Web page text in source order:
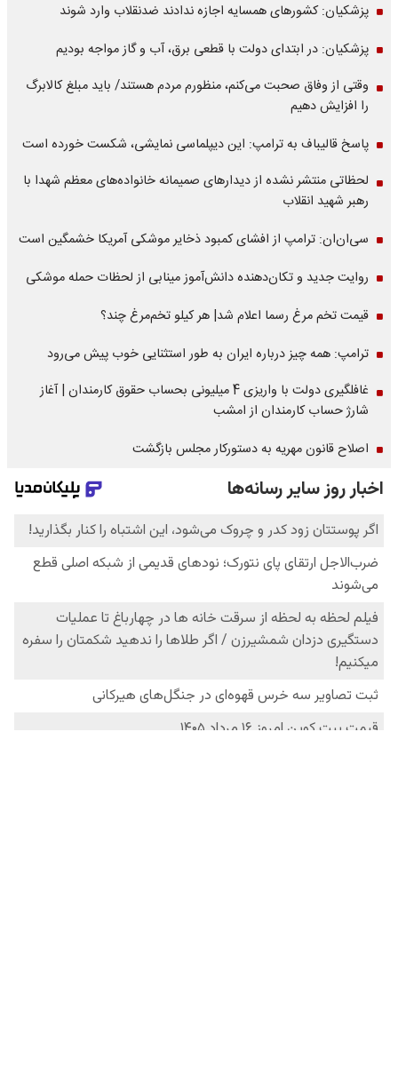
پزشکیان: کشورهای همسایه اجازه ندادند ضدنقلاب وارد شوند
پزشکیان: در ابتدای دولت با قطعی برق، آب و گاز مواجه بودیم
وقتی از وفاق صحبت می‌کنم، منظورم مردم هستند/ باید مبلغ کالابرگ
را افزایش دهیم
پاسخ قالیباف به ترامپ: این دیپلماسی نمایشی، شکست خورده است
لحظاتی منتشر نشده از دیدارهای صمیمانه خانواده‌های معظم شهدا با
رهبر شهید انقلاب
سی‌ان‌ان: ترامپ از افشای کمبود ذخایر موشکی آمریکا خشمگین است
روایت جدید و تکان‌دهنده دانش‌آموز مینابی از لحظات حمله موشکی
قیمت تخم مرغ رسما اعلام شد| هر کیلو تخم‌مرغ چند؟
ترامپ: همه چیز درباره ایران به طور استثنایی خوب پیش می‌رود
غافلگیری دولت با واریزی 4 میلیونی بحساب حقوق کارمندان | آغاز
شارژ حساب کارمندان از امشب
اصلاح قانون مهریه به دستورکار مجلس بازگشت